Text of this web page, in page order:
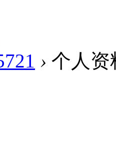
› 个人资